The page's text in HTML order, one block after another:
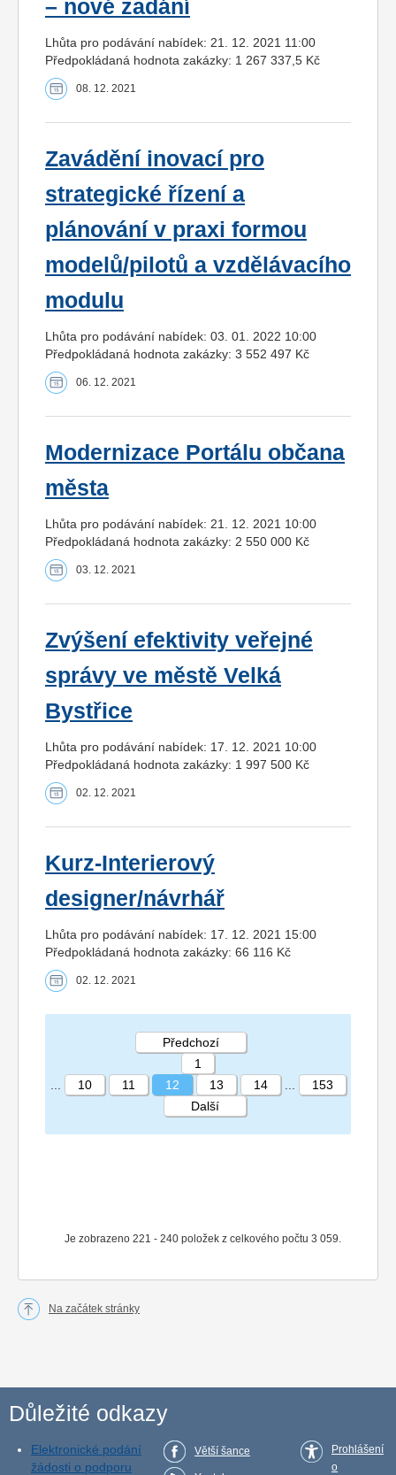
– nové zadání
Lhůta pro podávání nabídek: 21. 12. 2021 11:00
Předpokládaná hodnota zakázky: 1 267 337,5 Kč
08. 12. 2021
Zavádění inovací pro
strategické řízení a
plánování v praxi formou
modelů/pilotů a vzdělávacího
modulu
Lhůta pro podávání nabídek: 03. 01. 2022 10:00
Předpokládaná hodnota zakázky: 3 552 497 Kč
06. 12. 2021
Modernizace Portálu občana
města
Lhůta pro podávání nabídek: 21. 12. 2021 10:00
Předpokládaná hodnota zakázky: 2 550 000 Kč
03. 12. 2021
Zvýšení efektivity veřejné
správy ve městě Velká
Bystřice
Lhůta pro podávání nabídek: 17. 12. 2021 10:00
Předpokládaná hodnota zakázky: 1 997 500 Kč
02. 12. 2021
Kurz-Interierový
designer/návrhář
Lhůta pro podávání nabídek: 17. 12. 2021 15:00
Předpokládaná hodnota zakázky: 66 116 Kč
02. 12. 2021
STRÁNKA 12 153
Je zobrazeno 221 - 240 položek z celkového počtu 3 059.
Předchozí
1
10 11 12 13 14
153
Další
Na začátek stránky
Důležité odkazy
Elektronické podání
žádosti o podporu
Větší šance
Prohlášení
o